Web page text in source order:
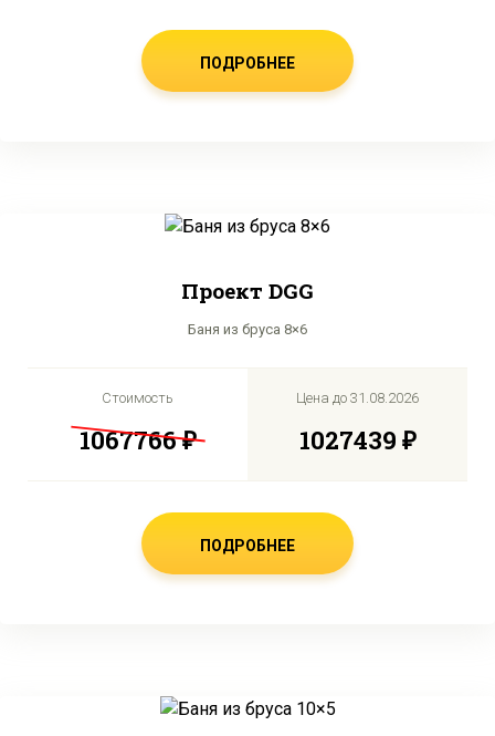
ПОДРОБНЕЕ
Проект DGG
Баня из бруса 8×6
Стоимость
1067766 ₽
Цена до 31.08.2026
1027439 ₽
ПОДРОБНЕЕ